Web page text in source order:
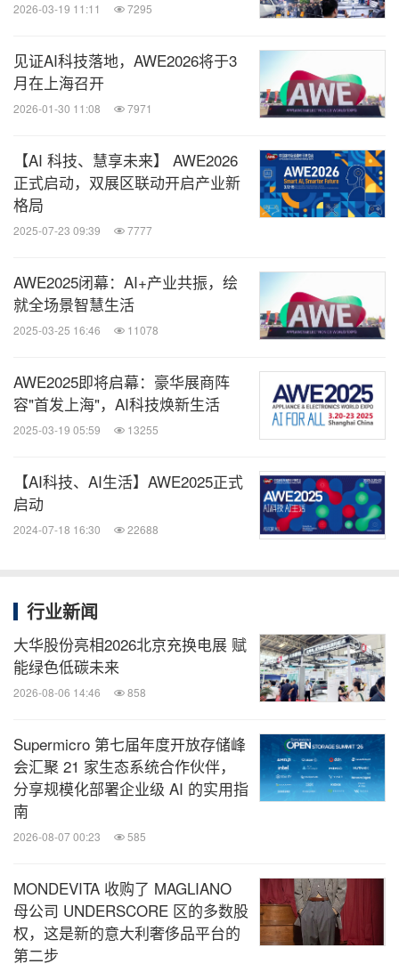
2026-03-19 11:11 7295
见证AI科技落地，AWE2026将于3
月在上海召开
2026-01-30 11:08 7971
【AI 科技、慧享未来】 AWE2026
正式启动，双展区联动开启产业新
格局
2025-07-23 09:39 7777
AWE2025闭幕：AI+产业共振，绘
就全场景智慧生活
2025-03-25 16:46 11078
AWE2025即将启幕：豪华展商阵
容"首发上海"，AI科技焕新生活
2025-03-19 05:59 13255
【AI科技、AI生活】AWE2025正式
启动
2024-07-18 16:30 22688
行业新闻
大华股份亮相2026北京充换电展 赋
能绿色低碳未来
2026-08-06 14:46 858
Supermicro 第七届年度开放存储峰
会汇聚 21 家生态系统合作伙伴，
分享规模化部署企业级 AI 的实用指
南
2026-08-07 00:23 585
MONDEVITA 收购了 MAGLIANO
母公司 UNDERSCORE 区的多数股
权，这是新的意大利奢侈品平台的
第二步